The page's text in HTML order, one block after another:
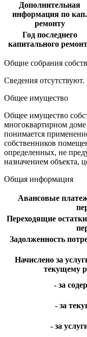
Дополнительная
информация по кап.
ремонту
Год последнего
капитального
Общие собрания
Сведения отсутствуют.
Общее имущество
Общее имущество
многоквартирном доме
понимается
собственников
определенных, не
назначением объекта,
Общая информация
Авансовые
Переходящие
Задолженность
Начислено за
текущему
- за
- за
- за